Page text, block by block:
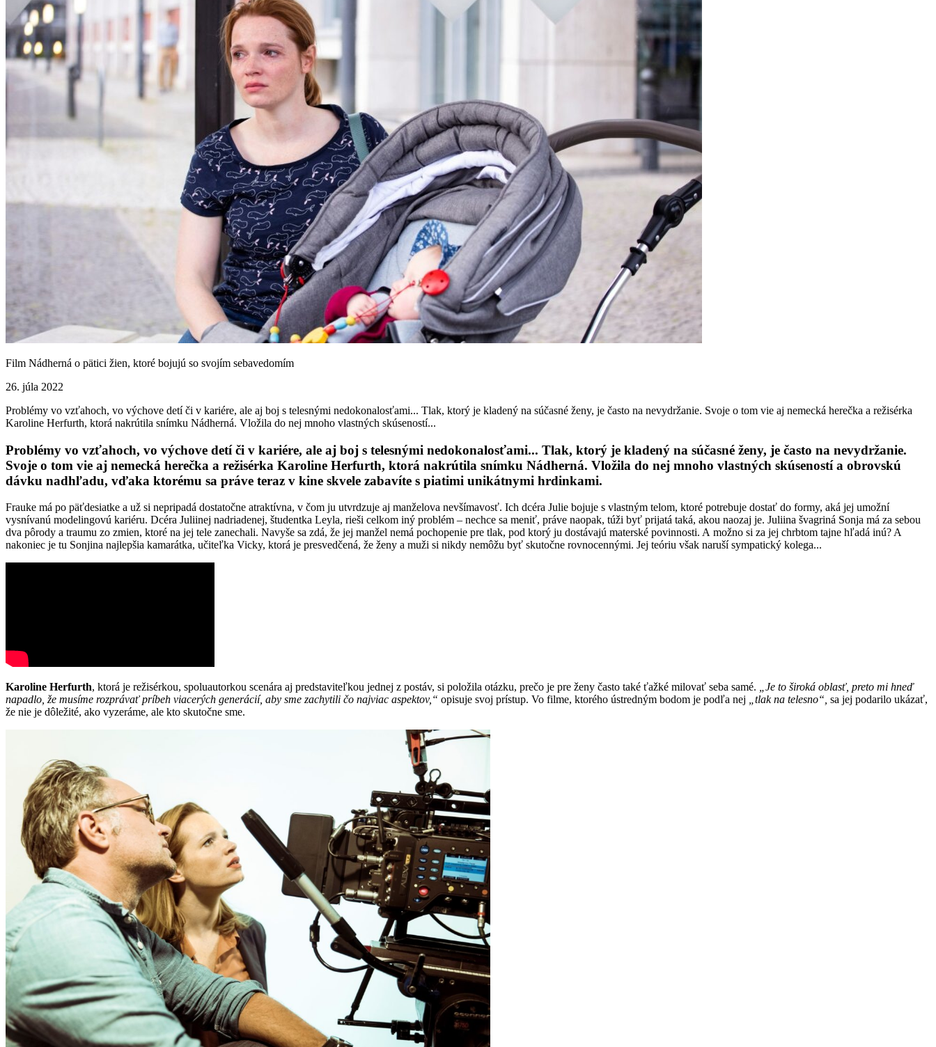
Film Nádherná o pätici žien, ktoré bojujú so svojím sebavedomím
26. júla 2022
Problémy vo vzťahoch, vo výchove detí či v kariére, ale aj boj s telesnými nedokonalosťami... Tlak, ktorý je kladený na súčasné ženy, je často na nevydržanie. Svoje o tom vie aj nemecká herečka a režisérka
Karoline Herfurth, ktorá nakrútila snímku Nádherná. Vložila do nej mnoho vlastných skúseností...
Problémy vo vzťahoch, vo výchove detí či v kariére, ale aj boj s telesnými nedokonalosťami... Tlak, ktorý je kladený na súčasné ženy, je často na nevydržanie.
Svoje o tom vie aj nemecká herečka a režisérka Karoline Herfurth, ktorá nakrútila snímku Nádherná. Vložila do nej mnoho vlastných skúseností a obrovskú
dávku nadhľadu, vďaka ktorému sa práve teraz v kine skvele zabavíte s piatimi unikátnymi hrdinkami.
Frauke má po päťdesiatke a už si nepripadá dostatočne atraktívna, v čom ju utvrdzuje aj manželova nevšímavosť. Ich dcéra Julie bojuje s vlastným telom, ktoré potrebuje dostať do formy, aká jej umožní
vysnívanú modelingovú kariéru. Dcéra Juliinej nadriadenej, študentka Leyla, rieši celkom iný problém – nechce sa meniť, práve naopak, túži byť prijatá taká, akou naozaj je. Juliina švagriná Sonja má za sebou
dva pôrody a traumu zo zmien, ktoré na jej tele zanechali. Navyše sa zdá, že jej manžel nemá pochopenie pre tlak, pod ktorý ju dostávajú materské povinnosti. A možno si za jej chrbtom tajne hľadá inú? A
nakoniec je tu Sonjina najlepšia kamarátka, učiteľka Vicky, ktorá je presvedčená, že ženy a muži si nikdy nemôžu byť skutočne rovnocennými. Jej teóriu však naruší sympatický kolega...
Karoline Herfurth, ktorá je režisérkou, spoluautorkou scenára aj predstaviteľkou jednej z postáv, si položila otázku, prečo je pre ženy často také ťažké milovať seba samé. „Je to široká oblasť, preto mi hneď
napadlo, že musíme rozprávať príbeh viacerých generácií, aby sme zachytili čo najviac aspektov,“ opisuje svoj prístup. Vo filme, ktorého ústredným bodom je podľa nej „tlak na telesno“, sa jej podarilo ukázať,
že nie je dôležité, ako vyzeráme, ale kto skutočne sme.